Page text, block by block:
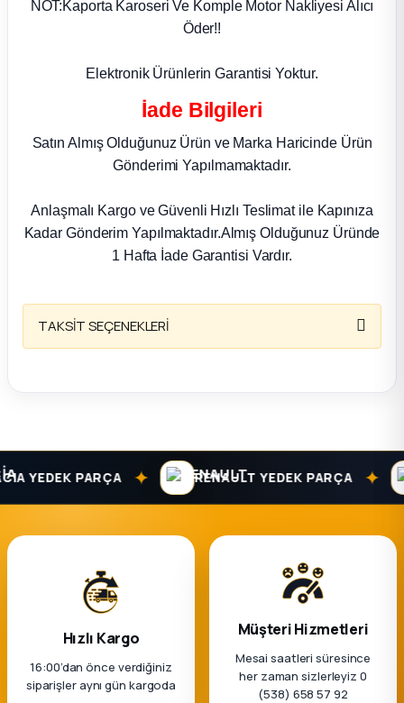
NOT:Kaporta Karoseri Ve Komple Motor Nakliyesi Alıcı
Öder!!
Elektronik Ürünlerin Garantisi Yoktur.
İade Bilgileri
Satın Almış Olduğunuz Ürün ve Marka Haricinde Ürün
Gönderimi Yapılmamaktadır.
Anlaşmalı Kargo ve Güvenli Hızlı Teslimat ile Kapınıza
Kadar Gönderim Yapılmaktadır.Almış Olduğunuz Üründe
1 Hafta İade Garantisi Vardır.
TAKSİT SEÇENEKLERİ
YEDEK PARÇA ✦ RENAULT YEDEK PARÇA ✦
Hızlı Kargo
16:00’dan önce verdiğiniz
siparişler aynı gün kargoda
Müşteri Hizmetleri
Mesai saatleri süresince
her zaman sizlerleyiz 0
(538) 658 57 92